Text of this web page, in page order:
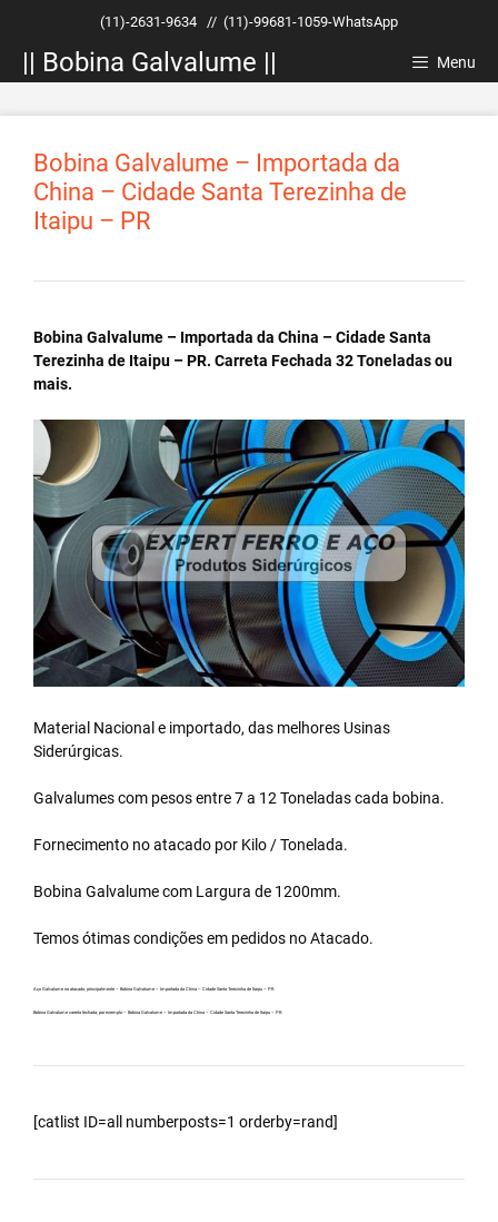
conteúdo
(11)-2631-9634 // (11)-99681-1059-WhatsApp
|| Bobina Galvalume || Menu
Bobina Galvalume – Importada da
China – Cidade Santa Terezinha de
Itaipu – PR
Bobina Galvalume – Importada da China – Cidade Santa
Terezinha de Itaipu – PR. Carreta Fechada 32 Toneladas ou
mais.
Material Nacional e importado, das melhores Usinas
Siderúrgicas.
Galvalumes com pesos entre 7 a 12 Toneladas cada bobina.
Fornecimento no atacado por Kilo / Tonelada.
Bobina Galvalumecom Largura de 1200mm.
Temos ótimas condições em pedidos no Atacado.
Aço Galvalume no atacado, principalmente – Bobina Galvalume – Importada da China – Cidade Santa Terezinha de Itaipu – PR.
Bobina Galvalume carreta fechada, por exemplo – Bobina Galvalume – Importada da China – Cidade Santa Terezinha de Itaipu – PR.
[catlist ID=all numberposts=1 orderby=rand]